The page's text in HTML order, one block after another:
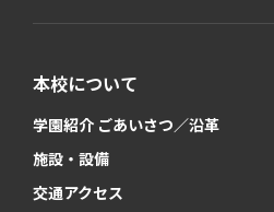
本校について
学園紹介 ごあいさつ／沿革
施設・設備
交通アクセス